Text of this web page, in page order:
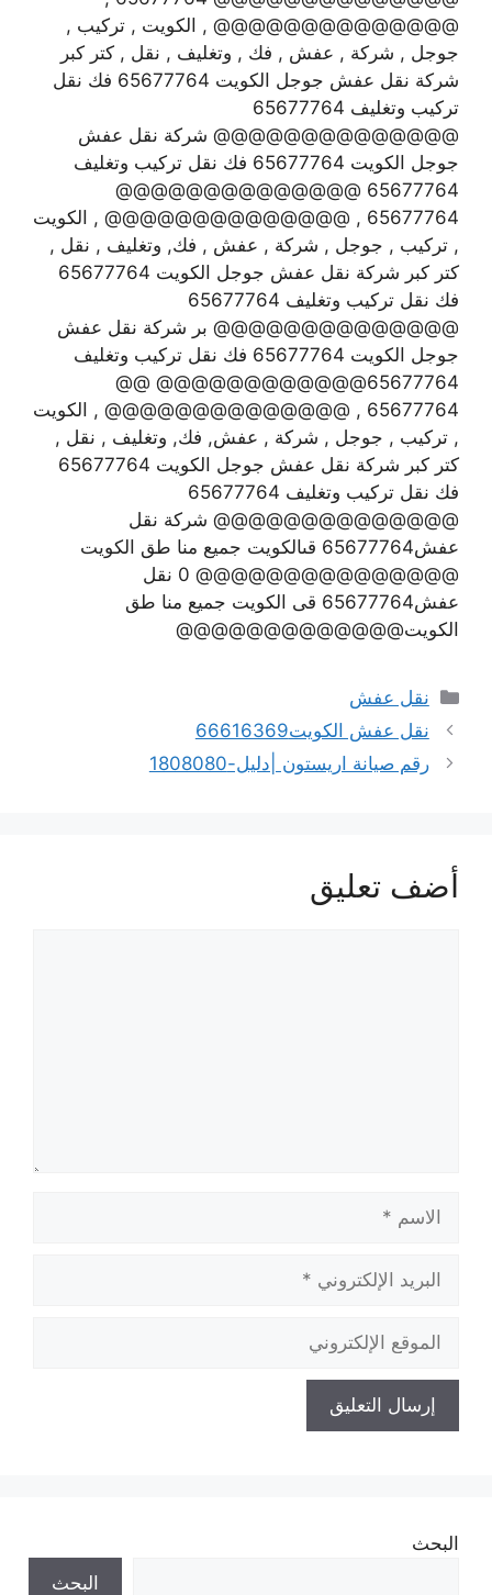
@@@@@@@@@@@@@@ , الكويت , تركيب ,
جوجل , شركة , عفش , فك , وتغليف , نقل , كتر كبر
شركة نقل عفش جوجل الكويت 65677764 فك نقل
تركيب وتغليف 65677764
@@@@@@@@@@@@@@ شركة نقل عفش
جوجل الكويت 65677764 فك نقل تركيب وتغليف
65677764 @@@@@@@@@@@@@@
65677764 , @@@@@@@@@@@@@@ , الكويت
, تركيب , جوجل , شركة , عفش , فك, وتغليف , نقل ,
كتر كبر شركة نقل عفش جوجل الكويت 65677764
فك نقل تركيب وتغليف 65677764
@@@@@@@@@@@@@@ بر شركة نقل عفش
جوجل الكويت 65677764 فك نقل تركيب وتغليف
65677764@@@@@@@@@@@@ @@
65677764 , @@@@@@@@@@@@@@ , الكويت
, تركيب , جوجل , شركة , عفش, فك, وتغليف , نقل ,
كتر كبر شركة نقل عفش جوجل الكويت 65677764
فك نقل تركيب وتغليف 65677764
@@@@@@@@@@@@@@ شركة نقل
عفش65677764 قىالكويت جميع منا طق الكويت
@@@@@@@@@@@@@@@ 0 نقل
عفش65677764 قى الكويت جميع منا طق
الكويت@@@@@@@@@@@@@
التصنيفات
نقل عفش
نقل عفش الكويت66616369
رقم صيانة اريستون |دليل-1808080
أضف تعليق
الإلكتروني
الإلكتروني
البحث
البحث